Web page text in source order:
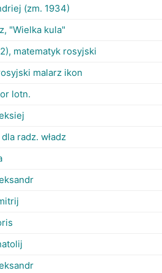
(zm. 1934)
"Wielka kula"
matematyk rosyjski
malarz ikon
lotn.
radz. władz